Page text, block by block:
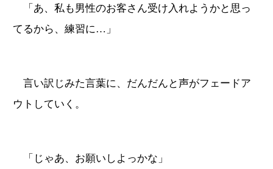
「あ、私も男性のお客さん受け入れようかと思っ
てるから、練習に…」
言い訳じみた言葉に、だんだんと声がフェードア
ウトしていく。
「じゃあ、お願いしよっかな」